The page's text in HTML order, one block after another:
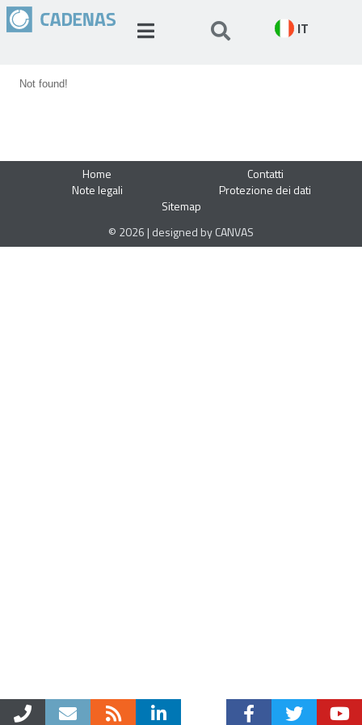
IT
Not found!
Home
Contatti
Note legali
Protezione dei dati
Sitemap
© 2026 | designed by CANVAS